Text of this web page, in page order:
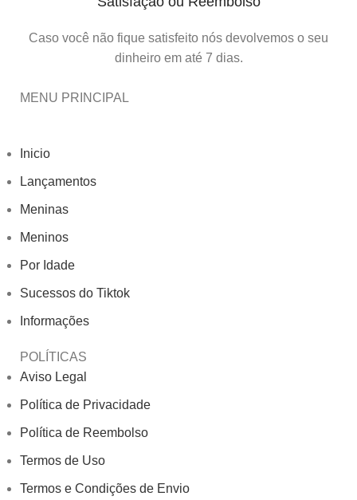
Caso você não fique satisfeito nós devolvemos o seu
dinheiro em até 7 dias.
MENU PRINCIPAL
Inicio
Lançamentos
Meninas
Meninos
Por Idade
Sucessos do Tiktok
Informações
POLÍTICAS
Aviso Legal
Política de Privacidade
Política de Reembolso
Termos de Uso
Termos e Condições de Envio